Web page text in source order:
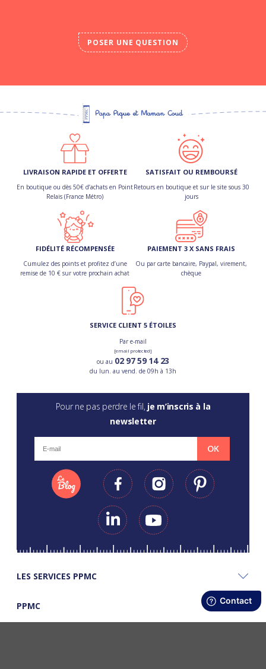
POSER UNE QUESTION
LIVRAISON RAPIDE ET OFFERTE
En boutique ou dès 50€ d’achats en Point
Relais (France Métro)
SATISFAIT OU REMBOURSÉ
Retours en boutique et sur le site sous 30
jours
FIDÉLITÉ RÉCOMPENSÉE
Cumulez des points et profitez d’une
remise de 10 € sur votre prochain achat
PAIEMENT 3 X SANS FRAIS
Ou par carte bancaire, Paypal, virement,
chèque
SERVICE CLIENT 5 ÉTOILES
Par e-mail
[email protected]
ou au 02 97 59 14 23
du lun. au vend. de 09h à 13h
Pour ne pas perdre le fil, je m’inscris à la
newsletter
OK
LES SERVICES PPMC
PPMC